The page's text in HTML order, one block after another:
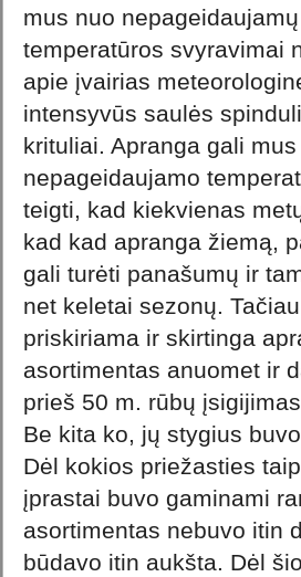
mus nuo
temperatūros svyravimai
apie įvairias
intensyvūs saulės
krituliai. Apranga gali
nepageidaujamo
teigti, kad kiekvienas
kad kad apranga žiemą,
gali turėti panašumų ir
net keletai sezonų.
priskiriama ir skirtinga
asortimentas anuomet ir
prieš 50 m. rūbų
Be kita ko, jų stygius
Dėl kokios priežasties
įprastai buvo gaminami
asortimentas nebuvo itin
būdavo itin aukšta. Dėl